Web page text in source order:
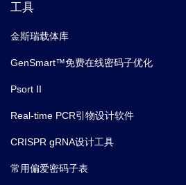
工具
金斯瑞载体库
GenSmart™免费在线密码子优化
Psort II
Real-time PCR引物设计软件
CRISPR gRNA设计工具
常用偏爱密码子表